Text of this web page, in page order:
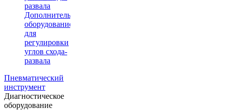
развала
Дополнительное
оборудование
для
регулировки
углов схода-
развала
Пневматический
инструмент
Диагностическое
оборудование